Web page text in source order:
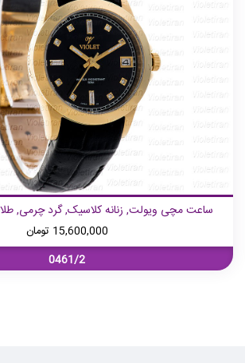
ساعت مچی ویولت, زنانه کلاسیک, گرد چرمی,
15,600,000 تومان
0461/2